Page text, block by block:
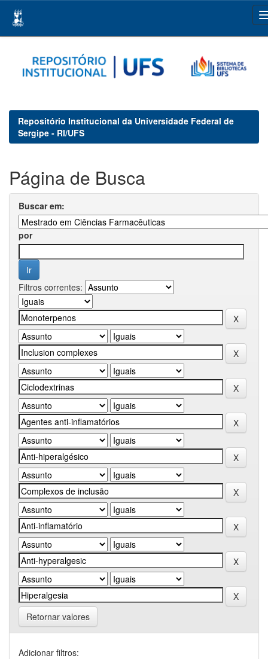
navigation
Repositório Institucional da Universidade Federal de
Sergipe - RI/UFS
Página de Busca
Buscar em:
por
Filtros correntes:
Retornar valores
Adicionar filtros: